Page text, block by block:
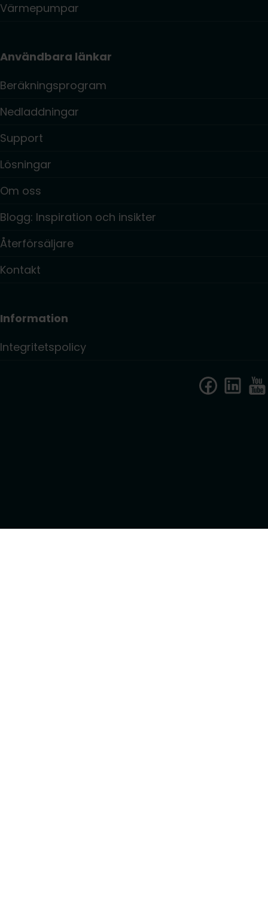
Värmepumpar
Användbara länkar
Beräkningsprogram
Nedladdningar
Support
Lösningar
Om oss
Blogg: Inspiration och insikter
Återförsäljare
Kontakt
Information
Integritetspolicy